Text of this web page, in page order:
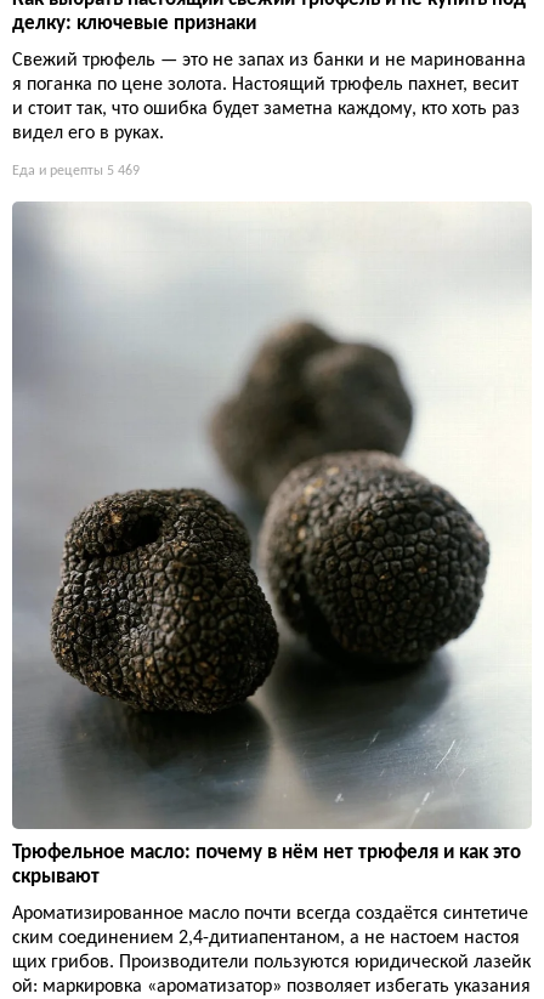
делку: ключевые признаки
Свежий трюфель — это не запах из банки и не маринованна
я поганка по цене золота. Настоящий трюфель пахнет, весит
и стоит так, что ошибка будет заметна каждому, кто хоть раз
видел его в руках.
Еда и рецепты 5 469
Трюфельное масло: почему в нём нет трюфеля и как это
скрывают
Ароматизированное масло почти всегда создаётся синтетиче
ским соединением 2,4-дитиапентаном, а не настоем настоя
щих грибов. Производители пользуются юридической лазейк
ой: маркировка «ароматизатор» позволяет избегать указания